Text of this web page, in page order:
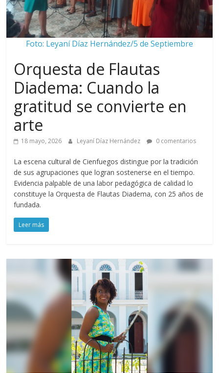
Foto: Leyaní Díaz Hernández/5 de Septiembre
Orquesta de Flautas
Diadema: Cuando la
gratitud se convierte en
arte
18 mayo, 2026 Leyaní Díaz Hernández 0 comentarios
La escena cultural de Cienfuegos distingue por la tradición
de sus agrupaciones que logran sostenerse en el tiempo.
Evidencia palpable de una labor pedagógica de calidad lo
constituye la Orquesta de Flautas Diadema, con 25 años de
fundada.
Leer más